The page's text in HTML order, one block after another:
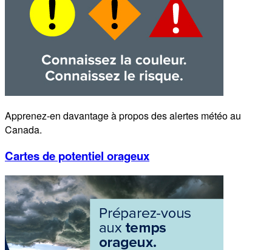
Apprenez-en davantage à propos des alertes météo au
Canada.
Cartes de potentiel orageux